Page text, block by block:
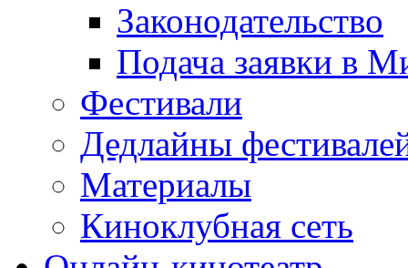
Законодательство
Подача заявки в
Фестивали
Дедлайны
Материалы
Киноклубная сеть